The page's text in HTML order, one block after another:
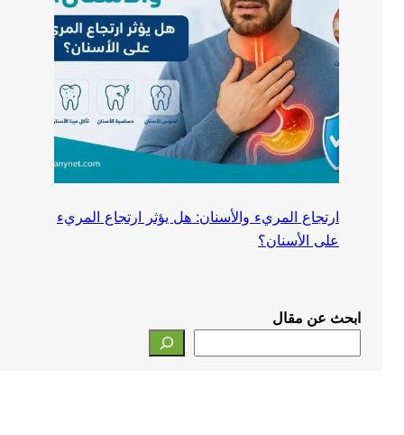
ارتجاع المريء والأسنان: هل يؤثر ارتجاع المريء
على الأسنان؟
ابحث عن مقال